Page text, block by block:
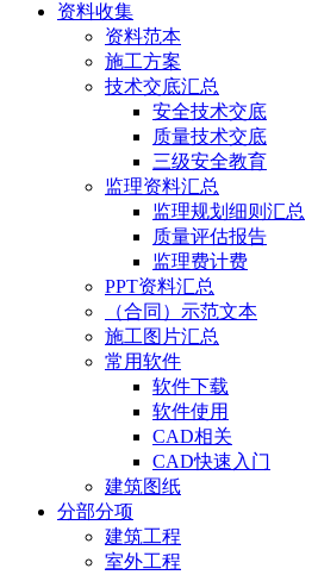
资料收集
资料范本
施工方案
技术交底汇总
安全技术交底
质量技术交底
三级安全教育
监理资料汇总
监理规划细则汇总
质量评估报告
监理费计费
PPT资料汇总
（合同）示范文本
施工图片汇总
常用软件
软件下载
软件使用
CAD相关
CAD快速入门
建筑图纸
分部分项
建筑工程
室外工程